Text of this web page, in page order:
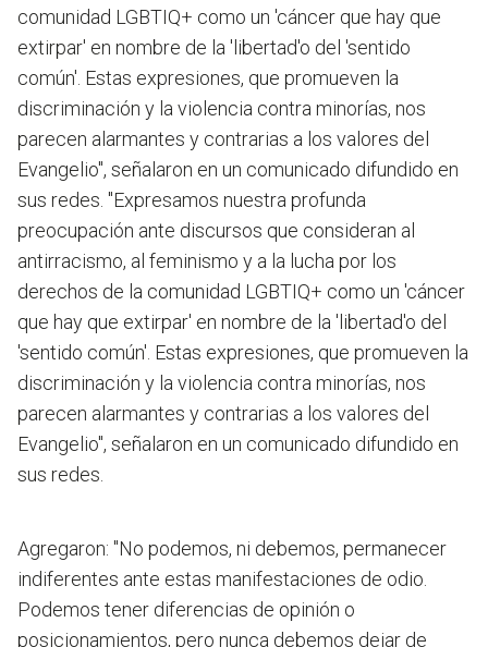
comunidad LGBTIQ+ como un 'cáncer que hay que
extirpar' en nombre de la 'libertad'o del 'sentido
común'. Estas expresiones, que promueven la
discriminación y la violencia contra minorías, nos
parecen alarmantes y contrarias a los valores del
Evangelio", señalaron en un comunicado difundido en
sus redes. "Expresamos nuestra profunda
preocupación ante discursos que consideran al
antirracismo, al feminismo y a la lucha por los
derechos de la comunidad LGBTIQ+ como un 'cáncer
que hay que extirpar' en nombre de la 'libertad'o del
'sentido común'. Estas expresiones, que promueven la
discriminación y la violencia contra minorías, nos
parecen alarmantes y contrarias a los valores del
Evangelio", señalaron en un comunicado difundido en
sus redes.
Agregaron: "No podemos, ni debemos, permanecer
indiferentes ante estas manifestaciones de odio.
Podemos tener diferencias de opinión o
posicionamientos, pero nunca debemos dejar de